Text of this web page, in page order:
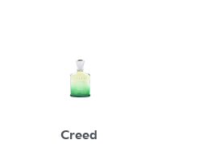
Creed